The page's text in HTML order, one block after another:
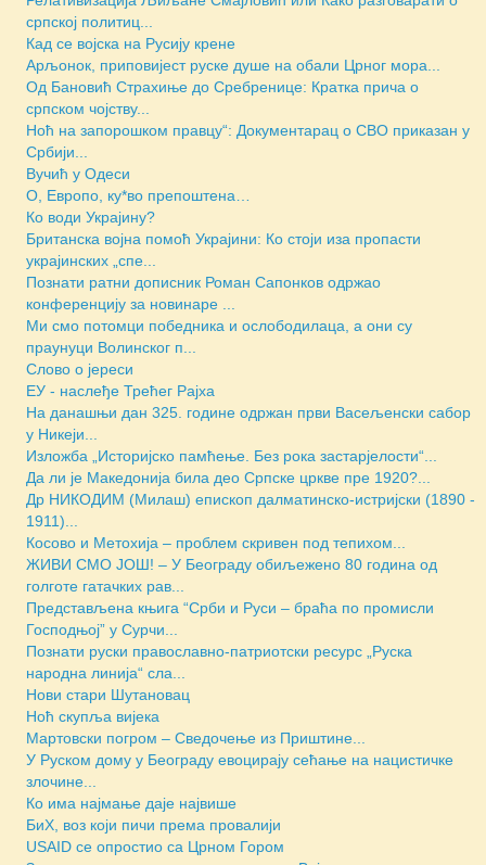
српској политиц...
Кад се војска на Русију крене
Арљонок, приповијест руске душе на обали Црног мора...
Од Бановић Страхиње до Сребренице: Кратка прича о
српском чојству...
Ноћ на запорошком правцу“: Документарац о СВО приказан у
Србији...
Вучић у Одеси
О, Европо, ку*во препоштена…
Ко води Украјину?
Британска војна помоћ Украјини: Ко стоји иза пропасти
украјинских „спе...
Познати ратни дописник Роман Сапонков одржао
конференцију за новинаре ...
Ми смо потомци победника и ослободилаца, а они су
праунуци Волинског п...
Слово о јереси
ЕУ - наслеђе Трећег Рајха
На данашњи дан 325. године одржан први Васељенски сабор
у Никеји...
Изложба „Историјско памћење. Без рока застарјелости“...
Да ли је Македонија била део Српске цркве пре 1920?...
Др НИКОДИМ (Милаш) епископ далматинско-истријски (1890 -
1911)...
Косово и Метохија – проблем скривен под тепихом...
ЖИВИ СМО ЈОШ! – У Београду обиљежено 80 година од
голготе гатачких рав...
Представљена књига “Срби и Руси – браћа по промисли
Господњој” у Сурчи...
Познати руски православно-патриотски ресурс „Руска
народна линија“ сла...
Нови стари Шутановац
Ноћ скупља вијека
Мартовски погром – Сведочење из Приштине...
У Руском дому у Београду евоцирају сећање на нацистичке
злочине...
Ко има најмање даје највише
БиХ, воз који пичи према провалији
USAID се опростио са Црном Гором